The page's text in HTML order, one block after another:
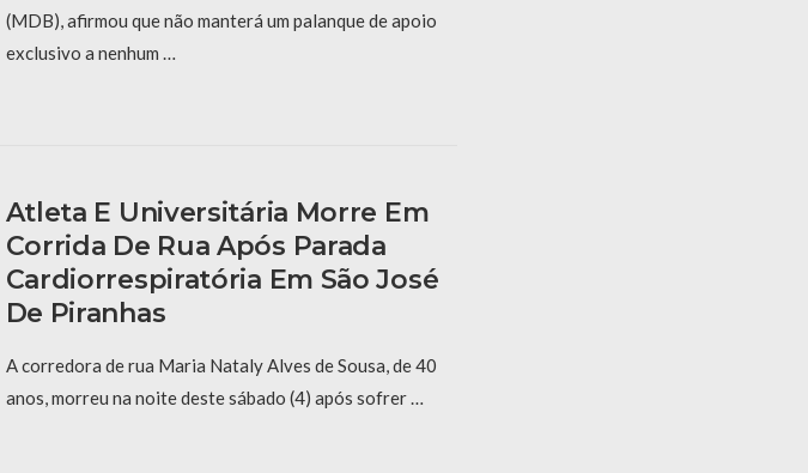
(MDB), afirmou que não manterá um palanque de apoio
exclusivo a nenhum …
Atleta E Universitária Morre Em
Corrida De Rua Após Parada
Cardiorrespiratória Em São José
De Piranhas
A corredora de rua Maria Nataly Alves de Sousa, de 40
anos, morreu na noite deste sábado (4) após sofrer …